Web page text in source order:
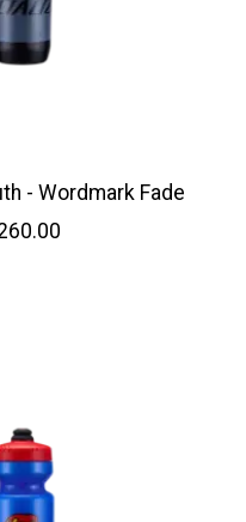
- Wordmark Fade